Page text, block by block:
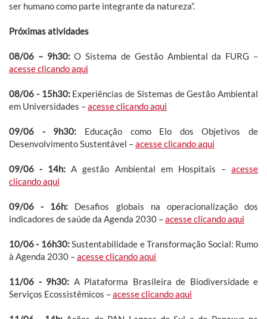
ser humano como parte integrante da natureza”.
Próximas atividades
08/06 – 9h30:O Sistema de Gestão Ambiental da FURG –
acesse clicando aqui
08/06 - 15h30: Experiências de Sistemas de Gestão Ambiental
em Universidades –acesse clicando aqui
09/06 - 9h30: Educação como Elo dos Objetivos de
Desenvolvimento Sustentável –acesse clicando aqui
09/06 - 14h:A gestão Ambiental em Hospitais –acesse
clicando aqui
09/06 - 16h: Desafios globais na operacionalização dos
indicadores de saúde da Agenda 2030 –acesse clicando aqui
10/06 - 16h30:Sustentabilidade e Transformação Social: Rumo
à Agenda 2030 –acesse clicando aqui
11/06 - 9h30: A Plataforma Brasileira de Biodiversidade e
Serviços Ecossistêmicos –acesse clicando aqui